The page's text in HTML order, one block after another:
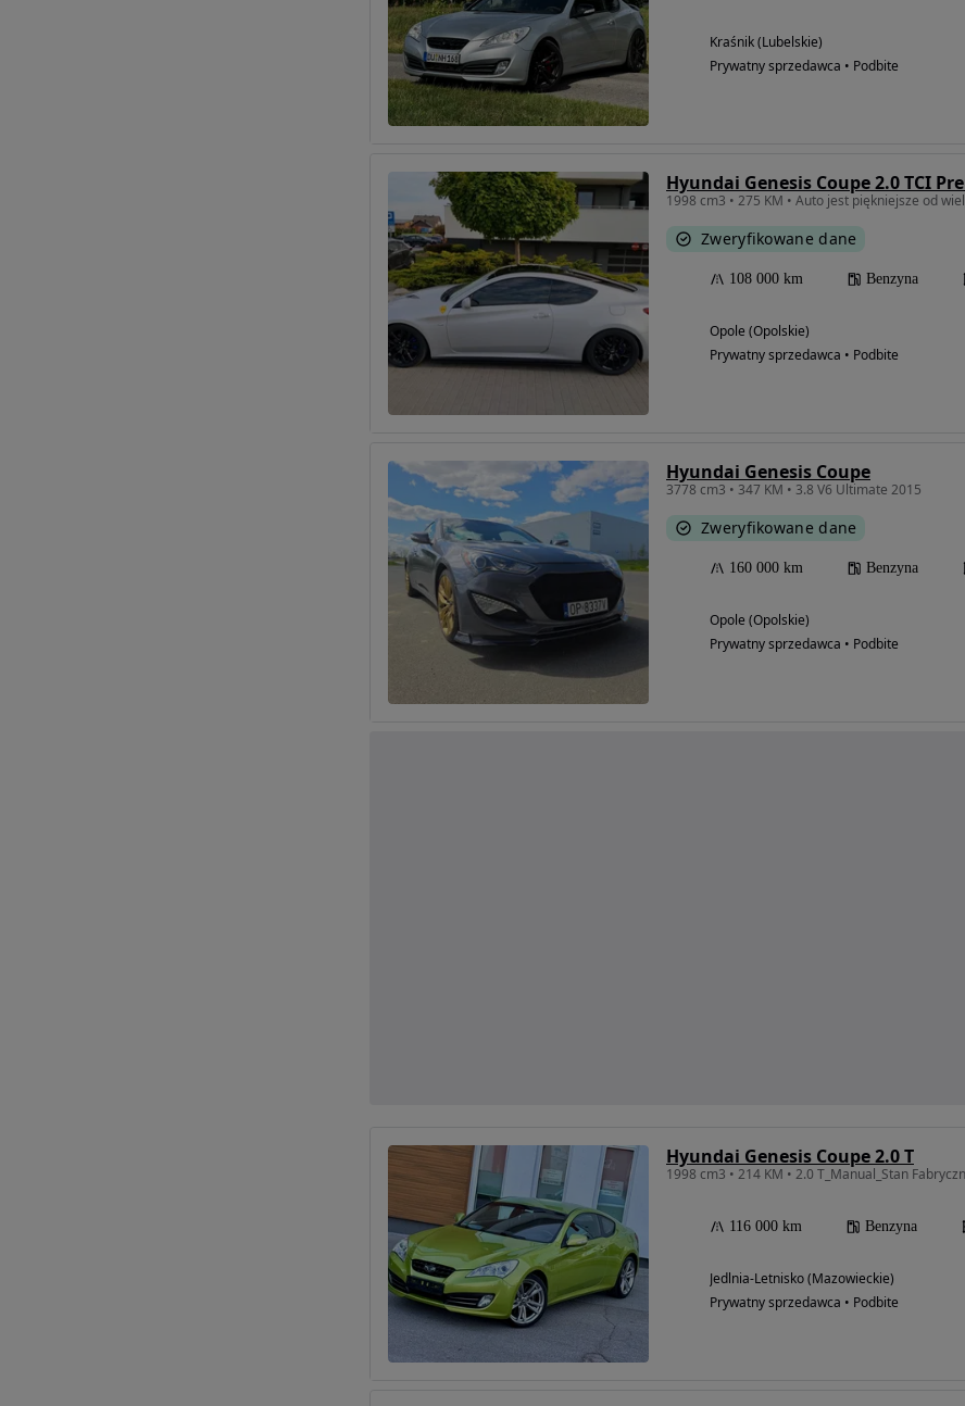
Kraśnik (Lubelskie)
Prywatny sprzedawca • Podbite
Hyundai Genesis Coupe 2.0 TCI
Zweryfikowane dane
108 000 km Benzyna
Opole (Opolskie)
Prywatny sprzedawca • Podbite
Hyundai Genesis Coupe
3778 cm3 • 347 KM • 3.8 V6 Ultimate 2015
Zweryfikowane dane
160 000 km Benzyna
Opole (Opolskie)
Prywatny sprzedawca • Podbite
Hyundai Genesis Coupe 2.0 T
116 000 km Benzyna
Jedlnia-Letnisko (Mazowieckie)
Prywatny sprzedawca • Podbite